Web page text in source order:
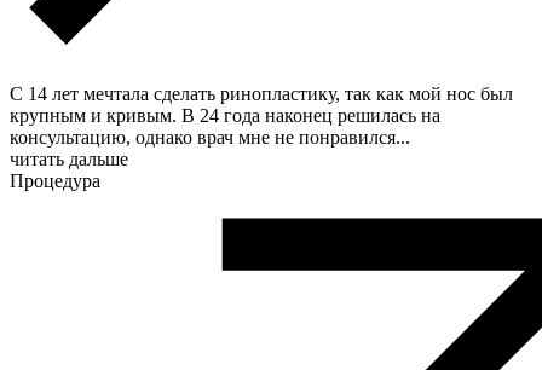
С 14 лет мечтала сделать ринопластику, так как мой нос был
крупным и кривым. В 24 года наконец решилась на
консультацию, однако врач мне не понравился...
читать дальше
Процедура